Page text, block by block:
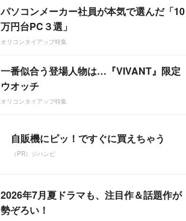
パソコンメーカー社員が本気で選んだ「10
万円台PC３選」
オリコンタイアップ特集
一番似合う登場人物は…『VIVANT』限定
ウオッチ
オリコンタイアップ特集
自販機にピッ！ですぐに買えちゃう
（PR）ジハンピ
2026年7月夏ドラマも、注目作＆話題作が
勢ぞろい！